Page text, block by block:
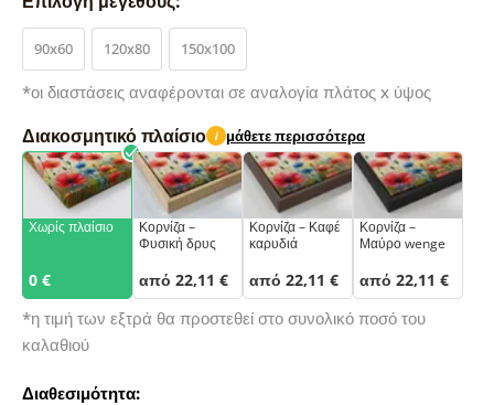
90x60 120x80 150x100
*οι διαστάσεις αναφέρονται σε αναλογία πλάτος x ύψος
Διακοσμητικό πλαίσιο i μάθετε περισσότερα
Χωρίς πλαίσιο
0 €
Κορνίζα –
Φυσική δρυς
από 22,11 €
Κορνίζα – Καφέ
καρυδιά
από 22,11 €
Κορνίζα –
Μαύρο wenge
από 22,11 €
*η τιμή των εξτρά θα προστεθεί στο συνολικό ποσό του
καλαθιού
Διαθεσιμότητα: